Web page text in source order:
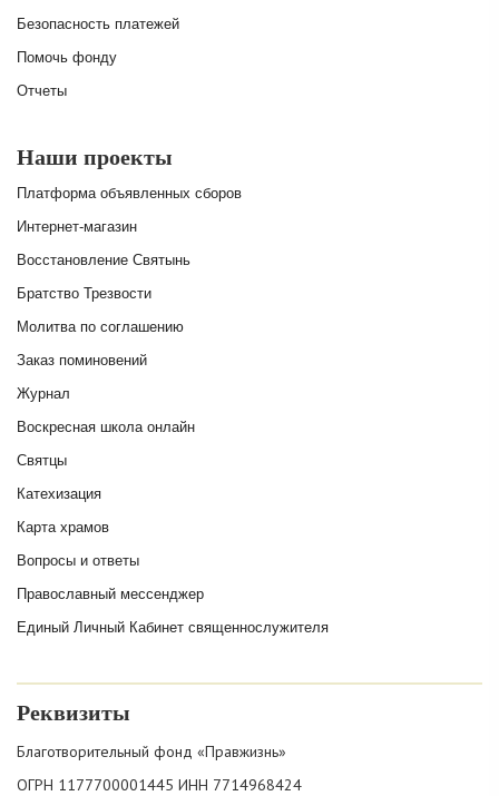
Безопасность платежей
Помочь фонду
Отчеты
Наши проекты
Платформа объявленных сборов
Интернет-магазин
Восстановление Святынь
Братство Трезвости
Молитва по соглашению
Заказ поминовений
Журнал
Воскресная школа онлайн
Святцы
Катехизация
Карта храмов
Вопросы и ответы
Православный мессенджер
Единый Личный Кабинет священнослужителя
Реквизиты
Благотворительный фонд «Правжизнь»
ОГРН 1177700001445 ИНН 7714968424